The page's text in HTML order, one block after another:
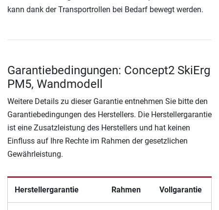
kann dank der Transportrollen bei Bedarf bewegt werden.
Garantiebedingungen: Concept2 SkiErg
PM5, Wandmodell
Weitere Details zu dieser Garantie entnehmen Sie bitte den
Garantiebedingungen des Herstellers. Die Herstellergarantie
ist eine Zusatzleistung des Herstellers und hat keinen
Einfluss auf Ihre Rechte im Rahmen der gesetzlichen
Gewährleistung.
Herstellergarantie Rahmen Vollgarantie